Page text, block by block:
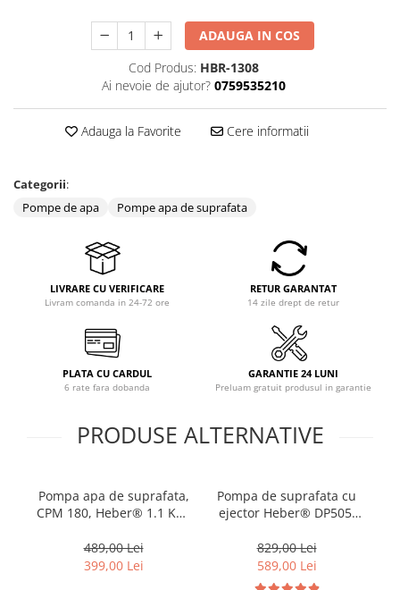
Motoare electrice
Scule si Unelte Electrice
Coloane dus
Baterii de bucatarie
Echipamente de lucru
Betoniere si vibratoare beton
Accesorii beton
Motocultoare
Convectoare si aeroterme electrice
ADAUGA IN COS
Cod Produs: HBR-1308
Ai nevoie de ajutor? 0759535210
Adauga la Favorite Cere informatii
Categorii:
Pompe de apa
Pompe apa de suprafata
LIVRARE CU VERIFICARE
Livram comanda in 24-72 ore
RETUR GARANTAT
14 zile drept de retur
PLATA CU CARDUL
6 rate fara dobanda
GARANTIE 24 LUNI
Preluam gratuit produsul in garantie
PRODUSE ALTERNATIVE
Pompa apa de suprafata,
CPM 180, Heber® 1.1 KW,
inaltime refulare 40 m
489,00 Lei
399,00 Lei
Pompa de suprafata cu
ejector Heber® DP505,
adancime maxima de
absorbtie 40m, debit 100
l/min
829,00 Lei
589,00 Lei